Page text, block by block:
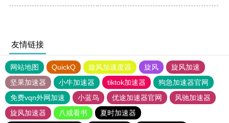
友情链接
网站地图 QuickQ 旋风加速度器 旋风
旋风加速
坚果加速器
小牛加速器 tiktok加速器
狗急加速器官网
免费vqn外网加速
小蓝鸟 优途加速器官网
风驰加速器
旋风加速器
八戒看书 夏时加速器